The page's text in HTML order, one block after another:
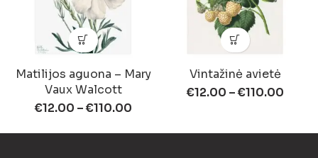
Matilijos aguona – Mary
Vaux Walcott
€12.00 –€110.00
Vintažinė avietė
€12.00 –€110.00